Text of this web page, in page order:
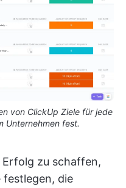
von ClickUp Ziele für jede
Unternehmen fest.
Erfolg zu schaffen,
festlegen, die